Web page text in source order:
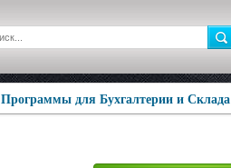
Программы для Бухгалтерии и Склада